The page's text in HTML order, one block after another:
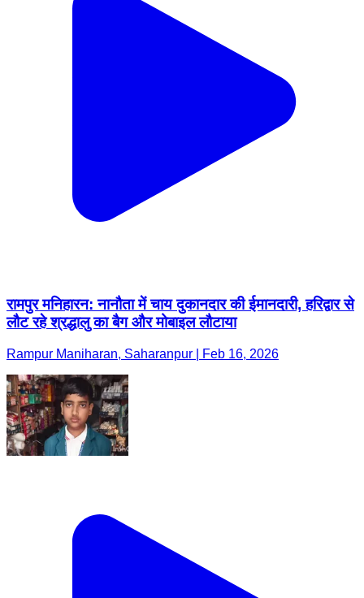
रामपुर मनिहारन: नानौता में चाय दुकानदार की ईमानदारी, हरिद्वार से
लौट रहे श्रद्धालु का बैग और मोबाइल लौटाया
Rampur Maniharan, Saharanpur | Feb 16, 2026